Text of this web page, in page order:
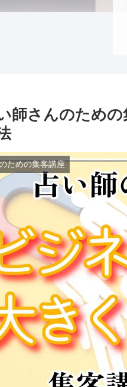
い師さんのため
ための集客講座